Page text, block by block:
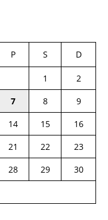
P S D
1
2
7 8
9
14 15
16
21 22
23
28 29
30